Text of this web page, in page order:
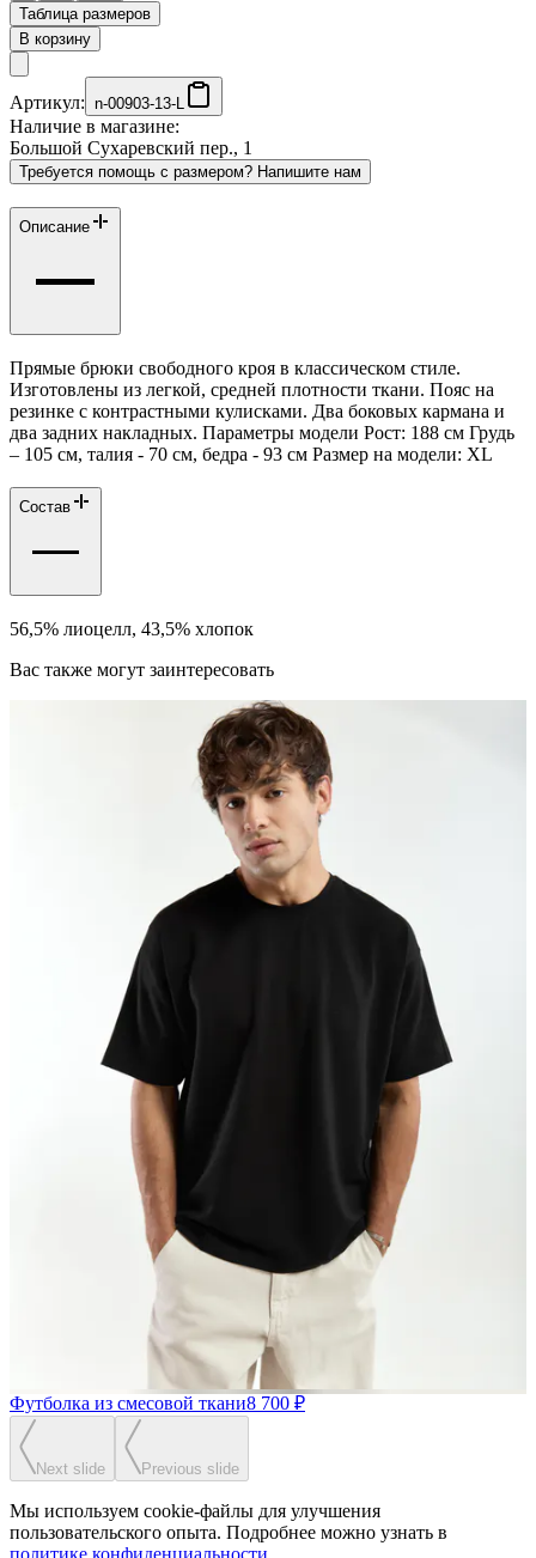
Таблица размеров
В корзину
Артикул: n-00903-13-L
Наличие в магазине:
Большой Сухаревский пер., 1
Требуется помощь с размером? Напишите нам
Описание
Прямые брюки свободного кроя в классическом стиле.
Изготовлены из легкой, средней плотности ткани. Пояс на
резинке с контрастными кулисками. Два боковых кармана и
два задних накладных. Параметры модели Рост: 188 см Грудь
– 105 см, талия - 70 см, бедра - 93 см Размер на модели: ХL
Состав
56,5% лиоцелл, 43,5% хлопок
Вас также могут заинтересовать
Футболка из смесовой ткани8 700 ₽
Next slide Previous slide
Мы используем cookie-файлы для улучшения
пользовательского опыта. Подробнее можно узнать в
политике конфиденциальности